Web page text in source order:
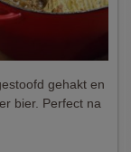
gehakt en
bier. Perfect na